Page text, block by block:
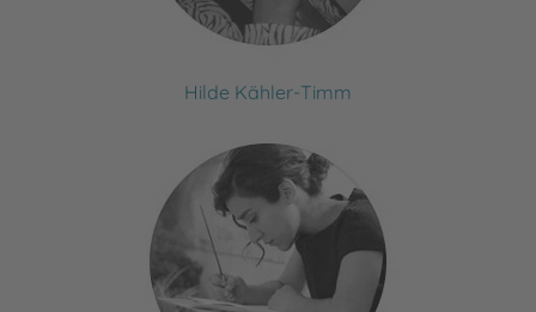
Hilde Kähler-Timm